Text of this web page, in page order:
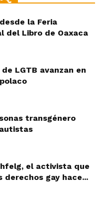
la Feria
del Libro de Oaxaca
LGTB avanzan en
transgénero
el activista que
derechos gay hace...